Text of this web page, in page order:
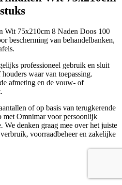
Wit 75x210cm 8 Naden Doos 100
bescherming van behandelbanken,
professioneel gebruik en sluit
waar van toepassing.
afmeting en de vouw- of
of op basis van terugkerende
met Omnimar voor persoonlijk
We denken graag mee over het juiste
voorraadbeheer en zakelijke